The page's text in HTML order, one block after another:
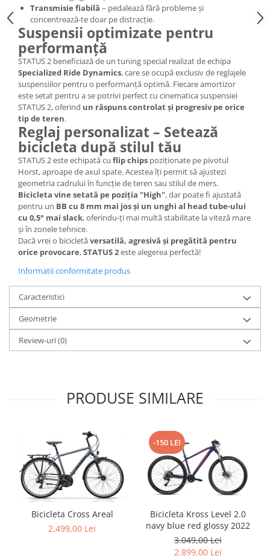
Roți
Roți spate
Set roți
Accesorii roți
Roți față
Schimbătoare
Schimbătoare față
Schimbătoare spate
Piese schimbătoare
Șei
Tije sa
Tije telescopice
Coliere tije șa
Manete tije telescopice
Piese tije sa
Tije fixe
Tubeless și soluții anti-pană
Amortizoare spate
Arcuri
Groupset
Transmisie fiabilă – pedalează fără probleme și
concentrează-te doar pe distracție.
Suspensii optimizate pentru
performanță
STATUS 2 beneficiază de un tuning special realizat de echipa
Specialized Ride Dynamics, care se ocupă exclusiv de reglajele
suspensiilor pentru o performanță optimă. Fiecare amortizor
este setat pentru a se potrivi perfect cu cinematica suspensiei
STATUS 2, oferind un răspuns controlat și progresiv pe orice
tip de teren.
Reglaj personalizat – Setează
bicicleta după stilul tău
STATUS 2 este echipată cu flip chips poziționate pe pivotul
Horst, aproape de axul spate. Acestea îți permit să ajustezi
geometria cadrului în funcție de teren sau stilul de mers.
Bicicleta vine setată pe poziția "High", dar poate fi ajustată
pentru un BB cu 8 mm mai jos și un unghi al head tube-ului
cu 0,5° mai slack, oferindu-ți mai multă stabilitate la viteză mare
și în zonele tehnice.
Dacă vrei o bicicletăversatilă, agresivă și pregătită pentru
orice provocare,STATUS 2este alegerea perfectă!
Informatii conformitate produs
Caracteristici
Geometrie
Review-uri(0)
PRODUSE SIMILARE
Bicicleta Cross Areal
2.499,00 Lei
-150 LEI
Bicicleta Kross Level 2.0
navy blue red glossy 2022
3.049,00 Lei
2.899,00 Lei